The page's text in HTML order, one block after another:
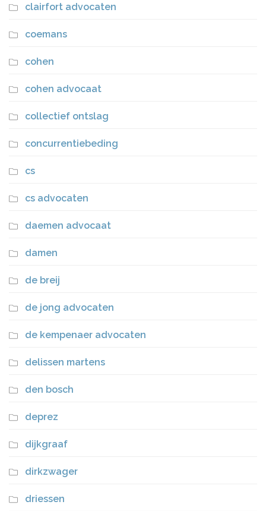
clairfort advocaten
coemans
cohen
cohen advocaat
collectief ontslag
concurrentiebeding
cs
cs advocaten
daemen advocaat
damen
de breij
de jong advocaten
de kempenaer advocaten
delissen martens
den bosch
deprez
dijkgraaf
dirkzwager
driessen